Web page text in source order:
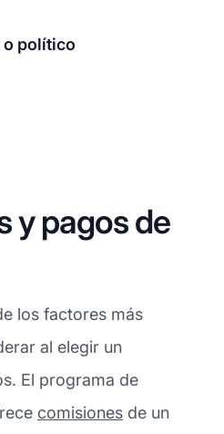
político
y pagos de
los factores más
al elegir un
El programa de
comisiones de un